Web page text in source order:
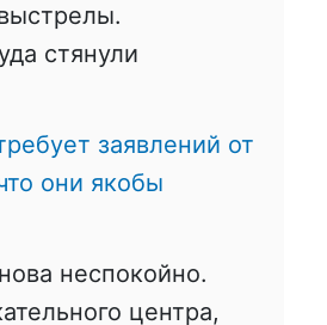
стянули
заявлений от
они якобы
неспокойно.
центра,